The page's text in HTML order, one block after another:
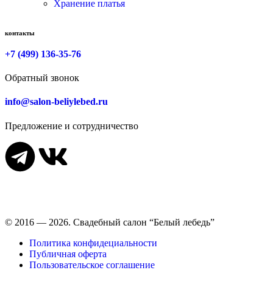
Хранение платья
контакты
+7 (499) 136-35-76
Обратный звонок
info@salon-beliylebed.ru
Предложение и сотрудничество
© 2016 — 2026. Свадебный салон “Белый лебедь”
Политика конфидециальности
Публичная оферта
Пользовательское соглашение